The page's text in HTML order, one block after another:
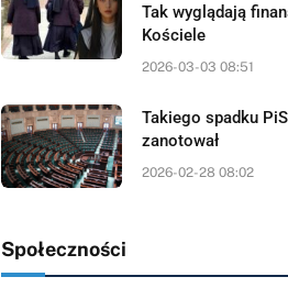
Tak wyglądają
Kościele
2026-03-03 08:51
Takiego spadku
zanotował
2026-02-28 08:02
Społeczności